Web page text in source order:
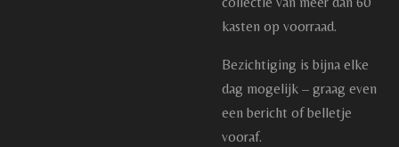
kasten op voorraad.
Bezichtiging is bijna elke
dag mogelijk – graag even
een bericht of belletje
vooraf.